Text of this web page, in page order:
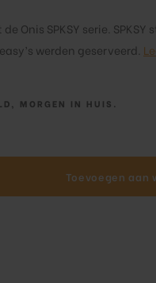
Onis SPKSY serie. SPKSY
werden geserveerd.
MORGEN IN HUIS.
Toevoegen aan